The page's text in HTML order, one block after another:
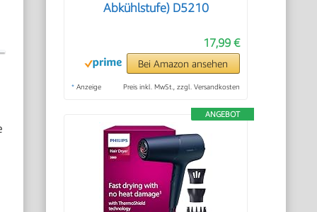
Abkühlstufe) D5210
17,99 €
Bei Amazon ansehen
* Anzeige Preis inkl. MwSt., zzgl. Versandkosten
ANGEBOT